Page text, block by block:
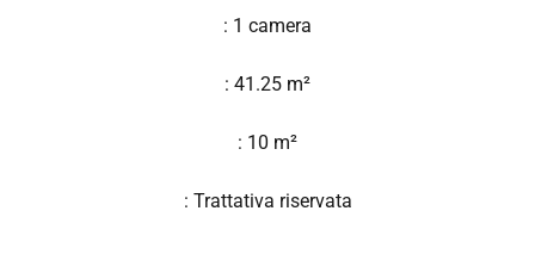
: 1 camera
: 41.25 m²
: 10 m²
: Trattativa riservata